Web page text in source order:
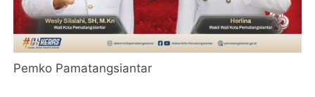
Pemko Pamatangsiantar